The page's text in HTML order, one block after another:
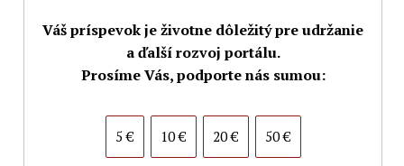
Váš príspevok je životne dôležitý pre udržanie
a ďalší rozvoj portálu.
Prosíme Vás, podporte nás sumou:
5 € 10 € 20 € 50 €